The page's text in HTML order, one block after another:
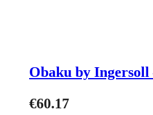
Obaku by
€60.17